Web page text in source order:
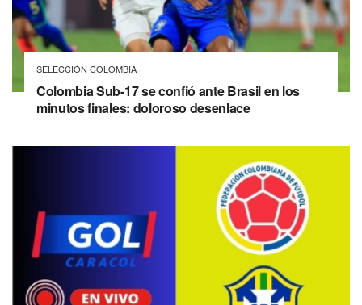
SELECCIÓN COLOMBIA
Colombia Sub-17 se confió ante Brasil en los
minutos finales: doloroso desenlace